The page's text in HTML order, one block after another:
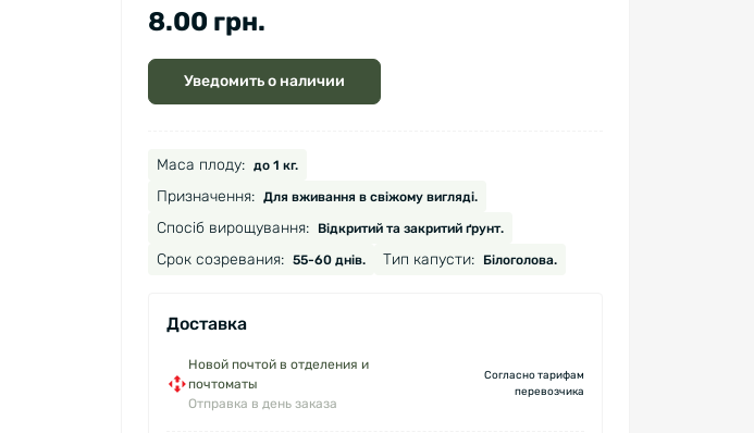
8.00 грн.
Уведомить о наличии
Маса плоду: до 1 кг.
Призначення: Для вживання в свіжому вигляді.
Спосіб вирощування: Відкритий та закритий ґрунт.
Срок созревания: 55-60 днів. Тип капусти: Білоголова.
Доставка
Новой почтой в отделения и
почтоматы
Отправка в день заказа
Согласно тарифам
перевозчика